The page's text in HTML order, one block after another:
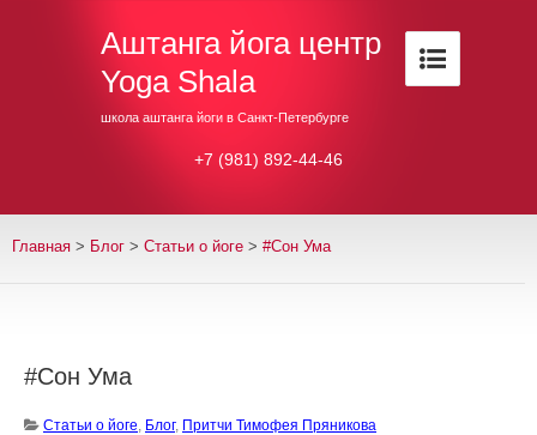
Аштанга йога центр
Yoga Shala
школа аштанга йоги в Санкт-Петербурге
+7 (981) 892-44-46
Главная > Блог > Cтатьи о йоге > #Сон Ума
#Сон Ума
Cтатьи о йоге, Блог, Притчи Тимофея Пряникова